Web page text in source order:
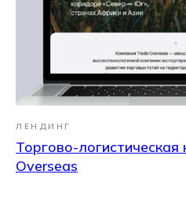
ЛЕНДИНГ
Торгово-
Overseas